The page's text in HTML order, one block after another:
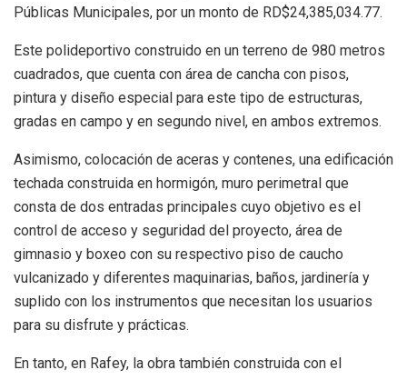
Públicas Municipales, por un monto de RD$24,385,034.77.
Este polideportivo construido en un terreno de 980 metros
cuadrados, que cuenta con área de cancha con pisos,
pintura y diseño especial para este tipo de estructuras,
gradas en campo y en segundo nivel, en ambos extremos.
Asimismo, colocación de aceras y contenes, una edificación
techada construida en hormigón, muro perimetral que
consta de dos entradas principales cuyo objetivo es el
control de acceso y seguridad del proyecto, área de
gimnasio y boxeo con su respectivo piso de caucho
vulcanizado y diferentes maquinarias, baños, jardinería y
suplido con los instrumentos que necesitan los usuarios
para su disfrute y prácticas.
En tanto, en Rafey, la obra también construida con el